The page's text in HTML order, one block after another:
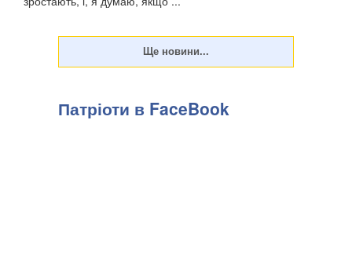
Патріоти в FaceBook